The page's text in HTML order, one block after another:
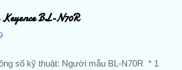
Bo Giam Toc, Dau Do, Khoi Mo Rong,
Khoi Dong Tu, Bo Mach, Contactor, CB,
Dao, Van Dien Tu, Co Khi, Khi Nen, Xi
Norgren, Keyence, Hitachi, Festo, IFM,
thể 58 Dia.mm Nhiệt độ hoạt động tối thiểu
° C Nhiệt độ hoạt động tối đa + 85 ° C Kiểu
Kẹp mặt bích Loạt EIL580 Chuyển đổi
Kiểu kết nối Đầu nối mặt bích M23 HÌNH
BL-N70R
số kỹ thuật: Người mẫu BL-N70R * 1